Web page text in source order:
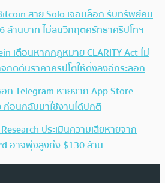
สาย Solo เจอบล็อก รับทรัพย์คน
ล้านบาท ไม่สนวิกฤตศรัทธาคริปโทฯ
เตือนหากกฎหมาย CLARITY Act ไม่
กดดันราคาคริปโตให้ดิ่งลงอีกระลอก
ก Telegram หายจาก App Store
ก่อนกลับมาใช้งานได้ปกติ
ประเมินความเสียหายจาก
อาจพุ่งสูงถึง $130 ล้าน